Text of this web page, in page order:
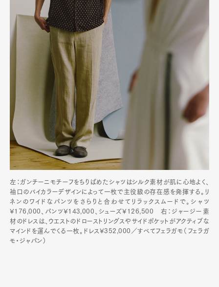
左：ガンチーニモチーフをちりばめたシャツはシルク素材が肌に心地よく、
袖口のバイカラーデザインによって一枚で主役級の存在感を発揮する。リ
ネンのワイドなパンツをさらりと合わせてリラックスムードで。シャツ
¥176,000、パンツ¥143,000、シューズ¥126,500 右：ジャージー素
材のドレスは、ウエストのドローストリングスやサイドポケットがアクティブな
マインドを運んでくる一枚。ドレス¥352,000／すべてフェラガモ（フェラガ
モ・ジャパン）